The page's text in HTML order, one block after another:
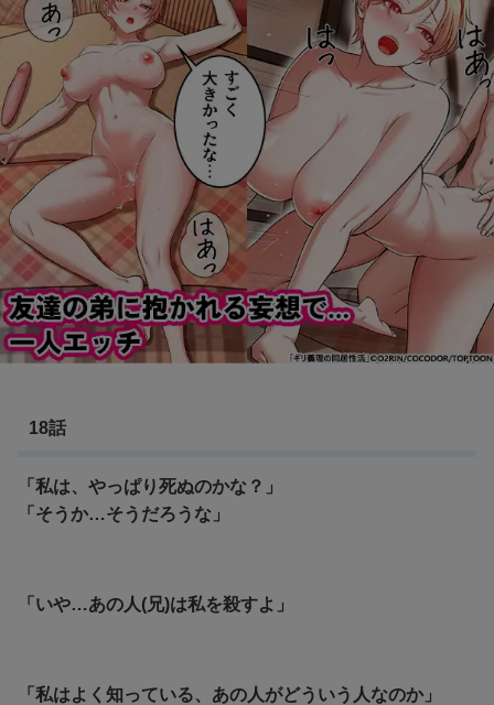
18話
「私は、やっぱり死ぬのかな？」
「そうか…そうだろうな」
「いや…あの人(兄)は私を殺すよ」
「私はよく知っている、あの人がどういう人なのか」